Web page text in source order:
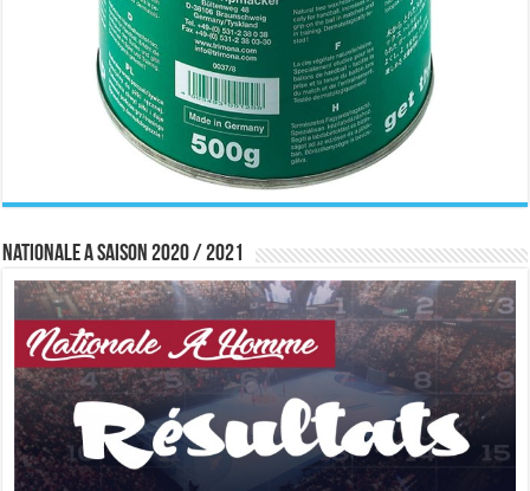
Nationale A saison 2020 / 2021